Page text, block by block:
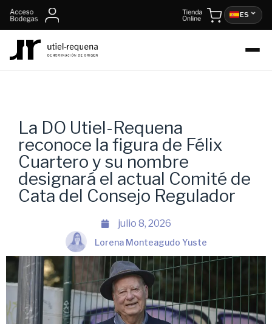
ES
La DO Utiel-Requena
reconoce la figura de Félix
Cuartero y su nombre
designará el actual Comité de
Cata del Consejo Regulador
julio 8, 2026
Lorena Monteagudo Yuste